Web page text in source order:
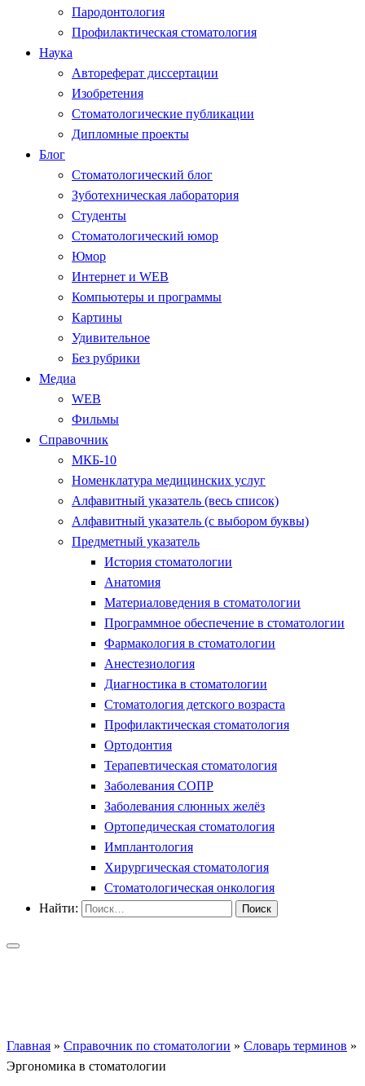
Пародонтология
Профилактическая стоматология
Наука
Автореферат диссертации
Изобретения
Стоматологические публикации
Дипломные проекты
Блог
Стоматологический блог
Зуботехническая лаборатория
Студенты
Стоматологический юмор
Юмор
Интернет и WEB
Компьютеры и программы
Картины
Удивительное
Без рубрики
Медиа
WEB
Фильмы
Справочник
МКБ-10
Номенклатура медицинских услуг
Алфавитный указатель (весь список)
Алфавитный указатель (с выбором буквы)
Предметный указатель
История стоматологии
Анатомия
Материаловедения в стоматологии
Программное обеспечение в стоматологии
Фармакология в стоматологии
Анестезиология
Диагностика в стоматологии
Стоматология детского возраста
Профилактическая стоматология
Ортодонтия
Терапевтическая стоматология
Заболевания СОПР
Заболевания слюнных желёз
Ортопедическая стоматология
Имплантология
Хирургическая стоматология
Стоматологическая онкология
Найти:
Главная » Справочник по стоматологии » Словарь терминов »
Эргономика в стоматологии